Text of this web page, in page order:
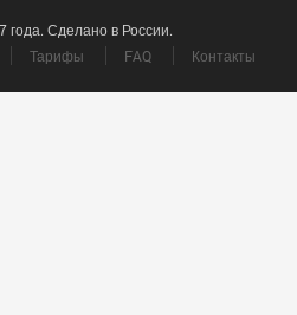
года. Сделано в России.
Тарифы FAQ Контакты